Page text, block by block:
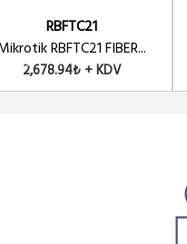
RBFTC21
RBFTC21 FIBER...
2,678.94₺ + KDV